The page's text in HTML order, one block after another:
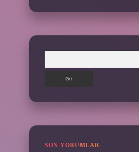
SON YORUMLAR